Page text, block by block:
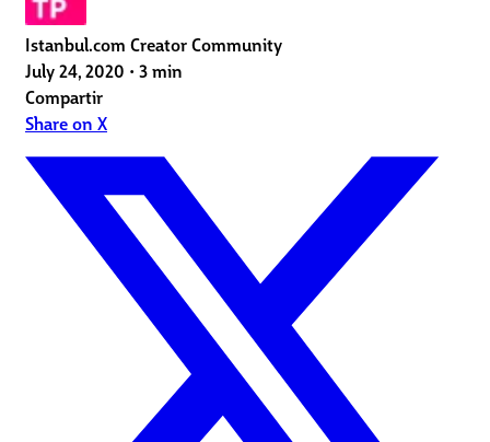
Istanbul.com Creator Community
July 24, 2020 • 3 min
Compartir
Share on X